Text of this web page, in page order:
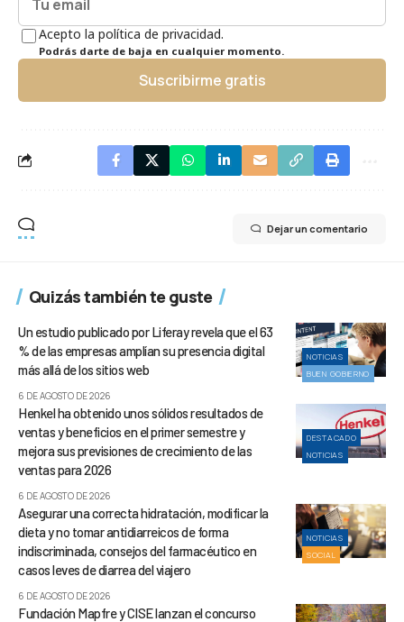
Acepto la política de privacidad.
Podrás darte de baja en cualquier momento.
Suscribirme gratis
Dejar un comentario
Quizás también te guste
NOTICIAS
BUEN GOBIERNO
Un estudio publicado por Liferay revela que el 63
% de las empresas amplían su presencia digital
más allá de los sitios web
6 DE AGOSTO DE 2026
DESTACADO
NOTICIAS
Henkel ha obtenido unos sólidos resultados de
ventas y beneficios en el primer semestre y
mejora sus previsiones de crecimiento de las
ventas para 2026
6 DE AGOSTO DE 2026
NOTICIAS
SOCIAL
Asegurar una correcta hidratación, modificar la
dieta y no tomar antidiarreicos de forma
indiscriminada, consejos del farmacéutico en
casos leves de diarrea del viajero
6 DE AGOSTO DE 2026
Fundación Mapfre y CISE lanzan el concurso